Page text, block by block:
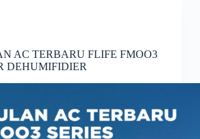
AC TERBARU FLIFE FMOO3
DEHUMIFIDIER